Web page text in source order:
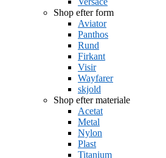
Shop efter form
Aviator
Panthos
Rund
Firkant
Visir
Wayfarer
skjold
Shop efter materiale
Acetat
Metal
Nylon
Plast
Titanium